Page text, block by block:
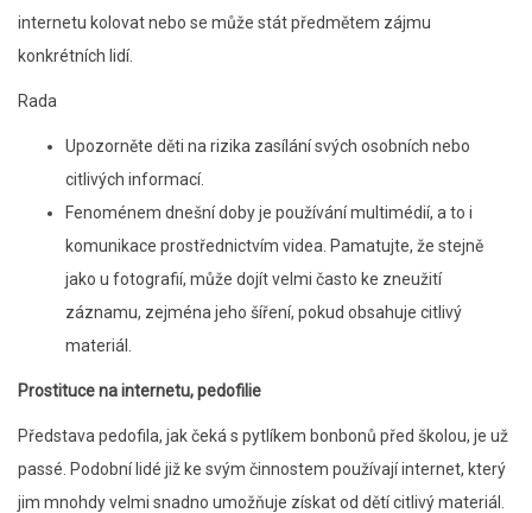
internetu kolovat nebo se může stát předmětem zájmu
konkrétních lidí.
Rada
Upozorněte děti na rizika zasílání svých osobních nebo
citlivých informací.
Fenoménem dnešní doby je používání multimédií, a to i
komunikace prostřednictvím videa. Pamatujte, že stejně
jako u fotografií, může dojít velmi často ke zneužití
záznamu, zejména jeho šíření, pokud obsahuje citlivý
materiál.
Prostituce na internetu, pedofilie
Představa pedofila, jak čeká s pytlíkem bonbonů před školou, je už
passé. Podobní lidé již ke svým činnostem používají internet, který
jim mnohdy velmi snadno umožňuje získat od dětí citlivý materiál.